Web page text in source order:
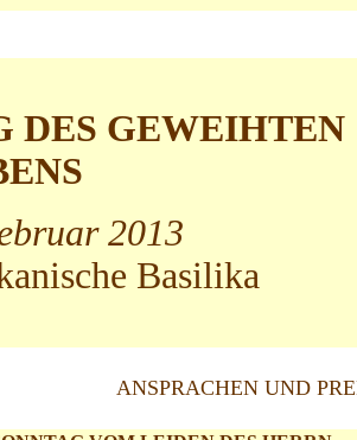
DES GEWEIHTEN
2013
Basilika
ANSPRACHEN UND